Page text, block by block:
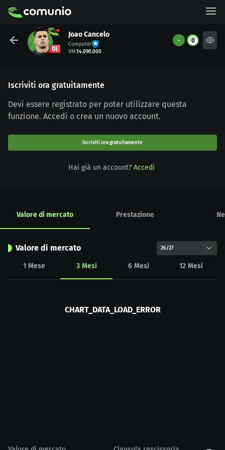
DI
Joao Cancelo
Computer
VM:14.090.000
- 0
Iscriviti ora gratuitamente
Devi essere registrato per poter utilizzare questa
funzione. Accedi o crea un nuovo account.
Iscriviti ora gratuitamente
Hai già un account? Accedi
Valore di mercato Prestazione
Valore di mercato 26/27
1 Mese 3 Mesi 6 Mesi 12 Mesi
CHART_DATA_LOAD_ERROR